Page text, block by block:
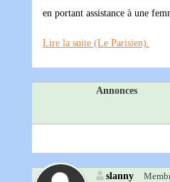
en portant assistance à une
Lire la suite (Le Parisien).
Annonces
slanny